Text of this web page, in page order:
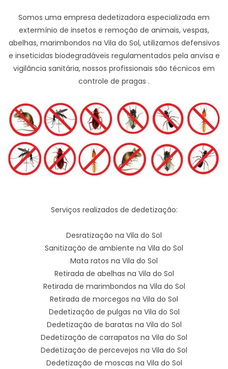
Somos uma empresa dedetizadora especializada em
extermínio de insetos e remoção de animais, vespas,
abelhas, marimbondos na Vila do Sol, utilizamos defensivos
e inseticidas biodegradáveis regulamentados pela anvisa e
vigilância sanitária, nossos profissionais são técnicos em
controle de pragas .
Serviços realizados de dedetização:
Desratização na Vila do Sol
Sanitização de ambiente na Vila do Sol
Mata ratos na Vila do Sol
Retirada de abelhas na Vila do Sol
Retirada de marimbondos na Vila do Sol
Retirada de morcegos na Vila do Sol
Dedetização de pulgas na Vila do Sol
Dedetização de baratas na Vila do Sol
Dedetização de carrapatos na Vila do Sol
Dedetização de percevejos na Vila do Sol
Dedetização de moscas na Vila do Sol